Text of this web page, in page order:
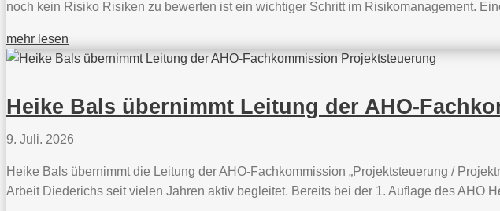
noch kein Risiko Risiken zu bewerten ist ein wichtiger Schritt im Risikomanagement.
mehr lesen
Heike Bals übernimmt Leitung der AHO-
9. Juli. 2026
Heike Bals übernimmt die Leitung der AHO-Fachkommission „Projektsteuerung /
Arbeit Diederichs seit vielen Jahren aktiv begleitet. Bereits bei der 1. Auflage des AHO